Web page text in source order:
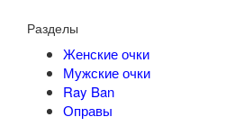
Разделы
Женские очки
Мужские очки
Ray Ban
Оправы